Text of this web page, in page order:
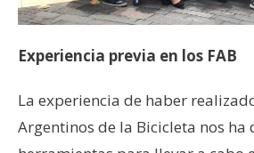
Experiencia previa en los FAB
La experiencia de haber
Argentinos de la Bicicleta nos ha